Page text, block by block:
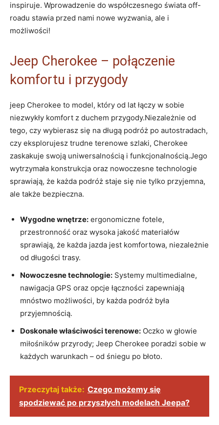
inspiruje. Wprowadzenie do współczesnego świata off-
roadu stawia przed nami nowe wyzwania, ale i
możliwości!
Jeep Cherokee – połączenie
komfortu i przygody
jeep Cherokee to model, który od lat łączy w sobie
niezwykły komfort z duchem przygody.Niezależnie od
tego, czy wybierasz się na długą podróż po autostradach,
czy eksplorujesz trudne terenowe szlaki, Cherokee
zaskakuje swoją uniwersalnością i funkcjonalnością.Jego
wytrzymała konstrukcja oraz nowoczesne technologie
sprawiają, że każda podróż staje się nie tylko przyjemna,
ale także bezpieczna.
Wygodne wnętrze: ergonomiczne fotele,
przestronność oraz wysoka jakość materiałów
sprawiają, że każda jazda jest komfortowa, niezależnie
od długości trasy.
Nowoczesne technologie: Systemy multimedialne,
nawigacja GPS oraz opcje łączności zapewniają
mnóstwo możliwości, by każda podróż była
przyjemnością.
Doskonałe właściwości terenowe: Oczko w głowie
miłośników przyrody; Jeep Cherokee poradzi sobie w
każdych warunkach – od śniegu po błoto.
Przeczytaj także: Czego możemy się
spodziewać po przyszłych modelach Jeepa?